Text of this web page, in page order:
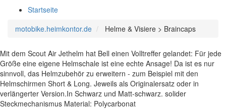
Startseite
motobike.heimkontor.de
Helme & Visiere > Braincaps
Mit dem Scout Air Jethelm hat Bell einen Volltreffer gelandet: Für jede
Größe eine eigene Helmschale ist eine echte Ansage! Da ist es nur
sinnvoll, das Helmzubehör zu erweitern - zum Beispiel mit den
Helmschirmen Short & Long. Jeweils als Originalersatz oder in
verlängerter Version.In Schwarz und Matt-schwarz. solider
Steckmechanismus Material: Polycarbonat